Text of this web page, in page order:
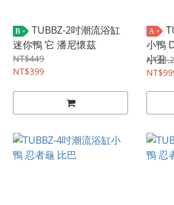
B
TUBBZ-2吋潮流浴缸
迷你鴨 它 潘尼懷茲
NT$449
NT$399
A
小鴨
小丑